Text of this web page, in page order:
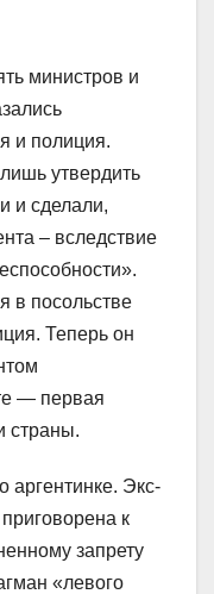
министров и
и полиция.
утвердить
и сделали,
– вследствие
в посольстве
Теперь он
— первая
страны.
аргентинке. Экс-
приговорена к
запрету
«левого